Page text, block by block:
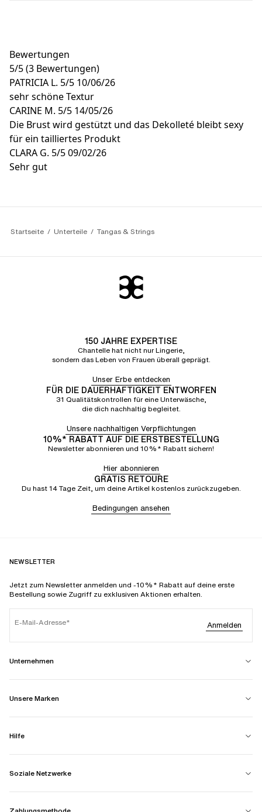
Bewertungen
5/5(3 Bewertungen)
PATRICIA L. 5/5 10/06/26
sehr schöne Textur
CARINE M. 5/5 14/05/26
Die Brust wird gestützt und das Dekolleté bleibt sexy
für ein tailliertes Produkt
CLARA G. 5/509/02/26
Sehr gut
Startseite Unterteile Tangas & Strings
150 JAHRE EXPERTISE
Chantelle hat nicht nur Lingerie,
sondern das Leben von Frauen überall geprägt.
Unser Erbe entdecken
FÜR DIE DAUERHAFTIGKEIT ENTWORFEN
31 Qualitätskontrollen für eine Unterwäsche,
die dich nachhaltig begleitet.
Unsere nachhaltigen Verpflichtungen
10%* RABATT AUF DIE ERSTBESTELLUNG
Newsletter abonnieren und 10%* Rabatt sichern!
Hier abonnieren
GRATIS RETOURE
Du hast 14 Tage Zeit, um deine Artikel kostenlos zurückzugeben.
Bedingungen ansehen
NEWSLETTER
Jetzt zum Newsletter anmelden und -10%* Rabatt auf deine erste
Bestellung sowie Zugriff zu exklusiven Aktionen erhalten.
E-Mail-Adresse Anmelden
Unternehmen
Unsere Marken
Hilfe
Soziale Netzwerke